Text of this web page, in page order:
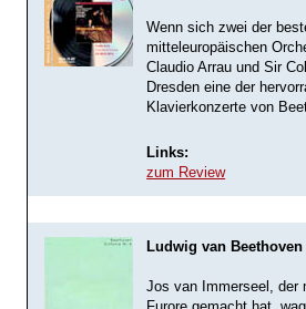
Wenn sich zwei der
mitteleuropäischen
Claudio Arrau und Sir
Dresden eine der
Klavierkonzerte von
Links:
zum Review
Ludwig van
Jos van Immerseel, der